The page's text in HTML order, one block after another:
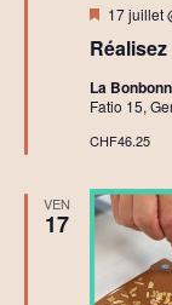
Mis
avant
17 juillet
La
Fatio 15,
CHF46.25
VEN
17